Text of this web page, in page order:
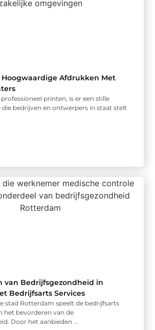
Hoogwaardige Afdrukken Met
printen, is er een stille
die bedrijven en ontwerpers in staat stelt
van Bedrijfsgezondheid in
Bedrijfsarts Services
stad Rotterdam speelt de bedrijfsarts
het bevorderen van de
Door het aanbieden ...